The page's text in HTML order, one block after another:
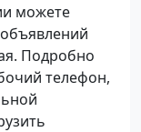
можете
Подробно
телефон,